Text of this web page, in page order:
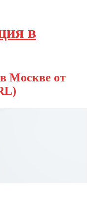
в
Москве от